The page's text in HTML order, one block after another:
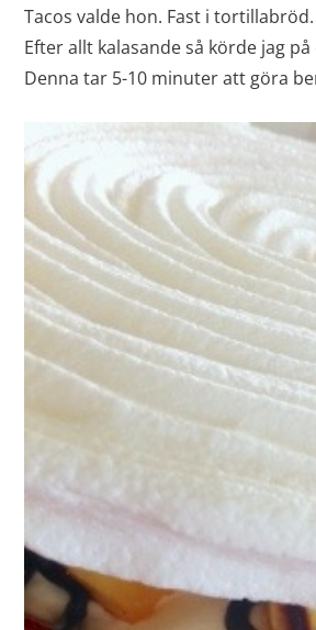
Tacos valde hon. Fast i tortillabröd.
Efter allt kalasande så körde jag
Denna tar 5-10 minuter att göra